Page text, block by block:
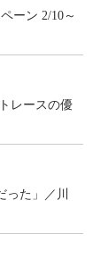
ーン 2/10～
レースの優
た」／川